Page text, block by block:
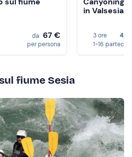
da 67 €
per persona
in Valsesia
3 ore
4,9
1-16
fiume Sesia